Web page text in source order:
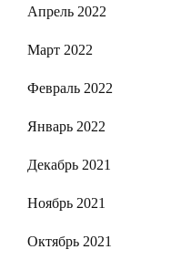
Апрель 2022
Март 2022
Февраль 2022
Январь 2022
Декабрь 2021
Ноябрь 2021
Октябрь 2021